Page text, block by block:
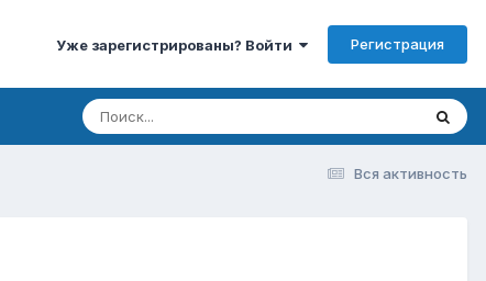
Уже зарегистрированы? Войти Регистрация
Вся активность